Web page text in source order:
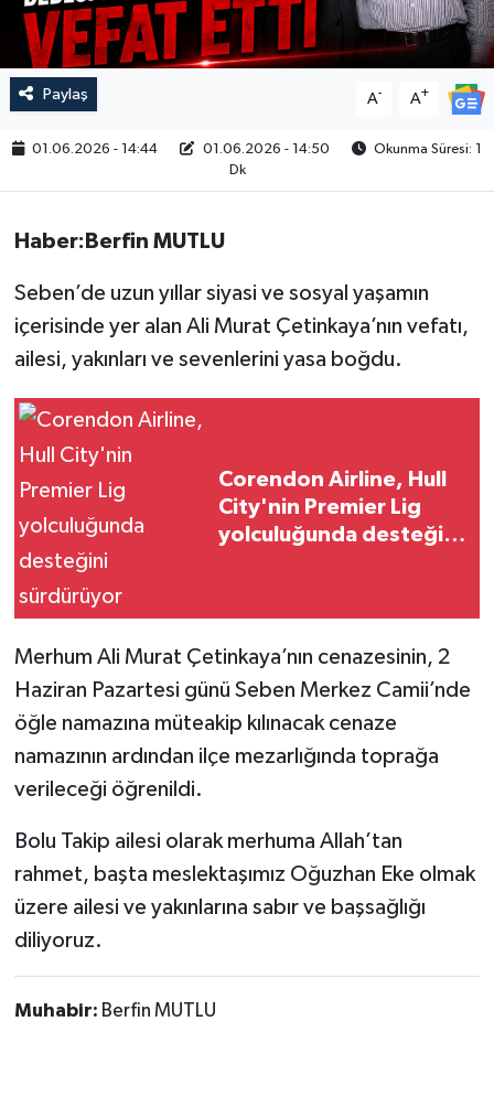
Paylaş A- A+
01.06.2026 - 14:44 01.06.2026 - 14:50
Okunma Süresi: 1
Dk
Haber:Berfin MUTLU
Seben’de uzun yıllar siyasi ve sosyal yaşamın
içerisinde yer alan Ali Murat Çetinkaya’nın vefatı,
ailesi, yakınları ve sevenlerini yasa boğdu.
Corendon Airline, Hull
City'nin Premier Lig
yolculuğunda desteğini
Merhum Ali Murat Çetinkaya’nın cenazesinin, 2
Haziran Pazartesi günü Seben Merkez Camii’nde
öğle namazına müteakip kılınacak cenaze
namazının ardından ilçe mezarlığında toprağa
verileceği öğrenildi.
Bolu Takip ailesi olarak merhuma Allah’tan
rahmet, başta meslektaşımız Oğuzhan Eke olmak
üzere ailesi ve yakınlarına sabır ve başsağlığı
diliyoruz.
Muhabir: Berfin MUTLU